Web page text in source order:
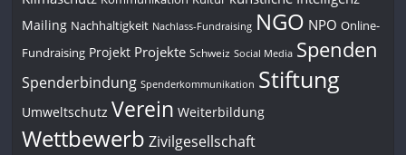
Mailing Nachhaltigkeit Nachlass-Fundraising NGO NPO Online-
Fundraising Projekt Projekte Schweiz Social Media Spenden
Spenderbindung Spenderkommunikation Stiftung
Umweltschutz Verein Weiterbildung
Wettbewerb Zivilgesellschaft